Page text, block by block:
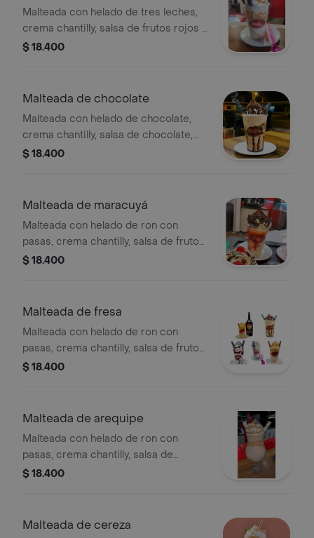
Malteada con helado de tres leches,
crema chantilly, salsa de frutos rojos y
leche condensada, barquillo y karchy.
$ 18.400
Malteada de chocolate
Malteada con helado de chocolate,
crema chantilly, salsa de chocolate,
barquillo y karchy.
$ 18.400
Malteada de maracuyá
Malteada con helado de ron con
pasas, crema chantilly, salsa de frutos
rojos y leche condensada, barquillo y
$ 18.400
Malteada de fresa
Malteada con helado de ron con
pasas, crema chantilly, salsa de frutos
rojos y leche condensada, barquillo y
$ 18.400
Malteada de arequipe
Malteada con helado de ron con
pasas, crema chantilly, salsa de
arequipe, barquillo y karchy.
$ 18.400
Malteada de cereza